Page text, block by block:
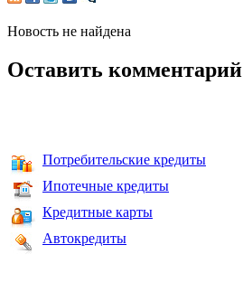
Новость не найдена
Оставить комментарий
Потребительские кредиты
Ипотечные кредиты
Кредитные карты
Автокредиты